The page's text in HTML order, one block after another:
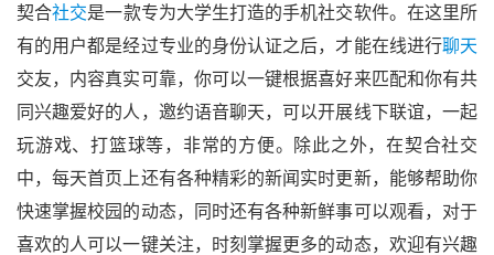
契合社交是一款专为大学生打造的手机社交软件。在这里所
有的用户都是经过专业的身份认证之后，才能在线进行聊天
交友，内容真实可靠，你可以一键根据喜好来匹配和你有共
同兴趣爱好的人，邀约语音聊天，可以开展线下联谊，一起
玩游戏、打篮球等，非常的方便。除此之外，在契合社交
中，每天首页上还有各种精彩的新闻实时更新，能够帮助你
快速掌握校园的动态，同时还有各种新鲜事可以观看，对于
喜欢的人可以一键关注，时刻掌握更多的动态，欢迎有兴趣